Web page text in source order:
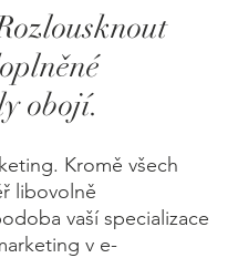
obojí.
Kromě všech
libovolně
vaší specializace
v e-